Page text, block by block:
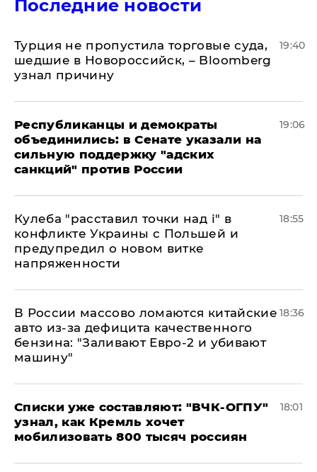
Последние новости
Турция не пропустила торговые суда,
шедшие в Новороссийск, – Bloomberg
узнал причину
19:40
Республиканцы и демократы
объединились: в Сенате указали на
сильную поддержку "адских
санкций" против России
19:06
Кулеба "расставил точки над і" в
конфликте Украины с Польшей и
предупредил о новом витке
напряженности
18:55
В России массово ломаются китайские
авто из-за дефицита качественного
бензина: "Заливают Евро-2 и убивают
машину"
18:36
Списки уже составляют: "ВЧК-ОГПУ"
узнал, как Кремль хочет
мобилизовать 800 тысяч россиян
18:01